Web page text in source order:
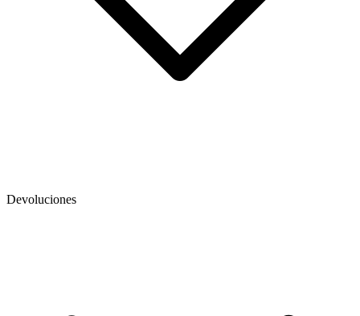
Devoluciones